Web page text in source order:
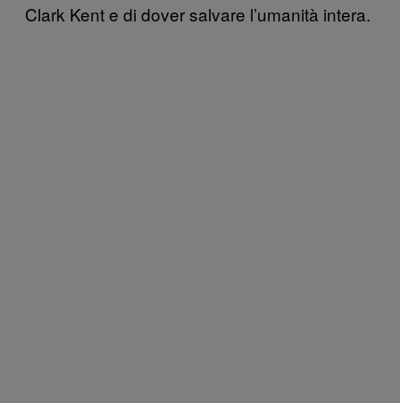
Clark Kent e di dover salvare l’umanità intera.